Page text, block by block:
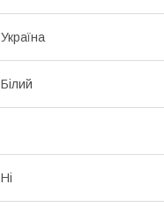
Україна
Білий
Ні